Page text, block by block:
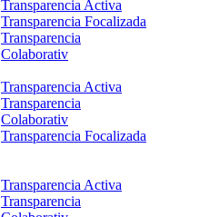
Transparencia Activa
Transparencia Focalizada
Transparencia
Colaborativ
Transparencia Activa
Transparencia
Colaborativ
Transparencia Focalizada
Transparencia Activa
Transparencia